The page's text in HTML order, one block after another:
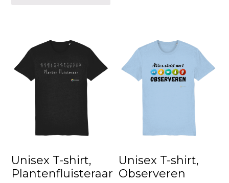
Unisex T-shirt,
Plantenfluisteraar
Unisex T-shirt,
Observeren